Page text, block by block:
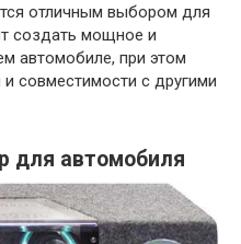
отличным выбором для
создать мощное и
автомобиле, при этом
совместимости с другими
для автомобиля